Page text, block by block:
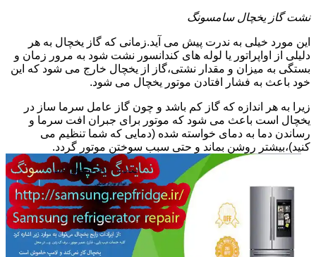
نشت گاز یخچال سامسونگ
این مورد خیلی به ندرت پیش می آید.زمانی که گاز یخچال به هر
دلیلی از اواپراتور یا لوله های کندانسور نشت شود به مرور زمان و
بستگی به میزان و مقدار نشتی،گاز از یخچال خارج می شود که این
خود باعث به فشار افتادن موتور یخچال می شود.
زیرا به هر اندازه که گاز کم باشد و چون گاز عامل سرما ساز در
یخچال است باعث می شود که موتور برای جبران افت سرما و
رساندن دما به دمای خواسته شده (دمایی که شما تنظیم می
کنید)،بیشتر روشن بماند و حتی سبب سوختن موتور گردد.